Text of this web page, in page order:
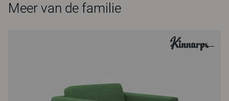
Meer van de familie